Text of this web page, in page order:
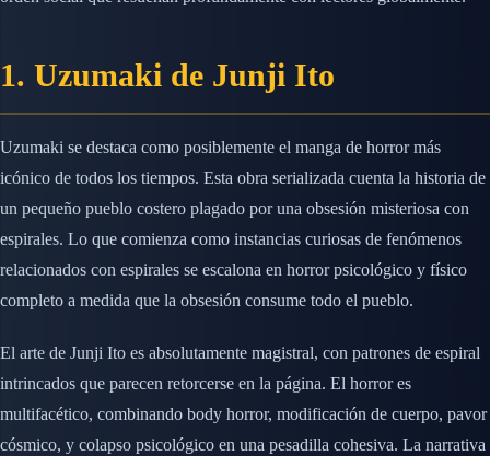
1. Uzumaki de Junji Ito
Uzumaki se destaca como posiblemente el manga de horror más
icónico de todos los tiempos. Esta obra serializada cuenta la historia de
un pequeño pueblo costero plagado por una obsesión misteriosa con
espirales. Lo que comienza como instancias curiosas de fenómenos
relacionados con espirales se escalona en horror psicológico y físico
completo a medida que la obsesión consume todo el pueblo.
El arte de Junji Ito es absolutamente magistral, con patrones de espiral
intrincados que parecen retorcerse en la página. El horror es
multifacético, combinando body horror, modificación de cuerpo, pavor
cósmico, y colapso psicológico en una pesadilla cohesiva. La narrativa